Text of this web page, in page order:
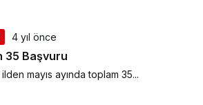
4 yıl önce
35 Başvuru
mayıs ayında toplam 35...